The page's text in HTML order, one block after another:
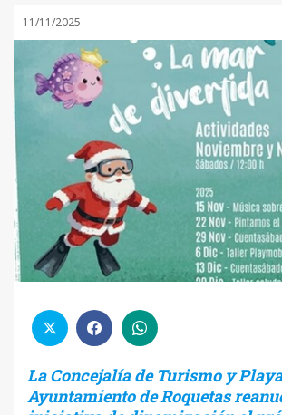
11/11/2025
La Concejalía de Turismo y
Ayuntamiento de Roquetas